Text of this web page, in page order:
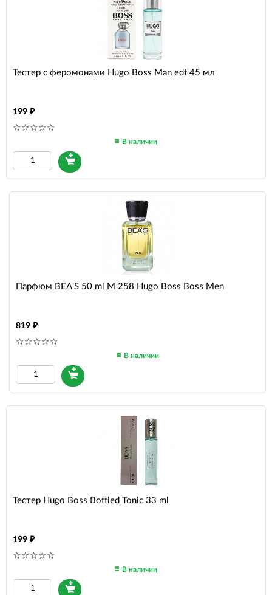
Тестер с феромонами Hugo Boss Man edt 45 мл
199
В наличии
Парфюм BEA'S 50 ml M 258 Hugo Boss Boss Men
819
В наличии
Тестер Hugo Boss Bottled Tonic 33 ml
199
В наличии